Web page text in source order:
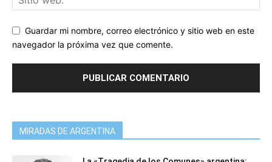
Guardar mi nombre, correo electrónico y sitio web en este
navegador la próxima vez que comente.
MIRADAS DE ARGENTINA